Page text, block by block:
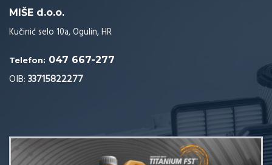
MIŠE d.o.o.
Kučinić selo 10a, Ogulin, HR
Telefon: 047 667-277
OIB:33715822277